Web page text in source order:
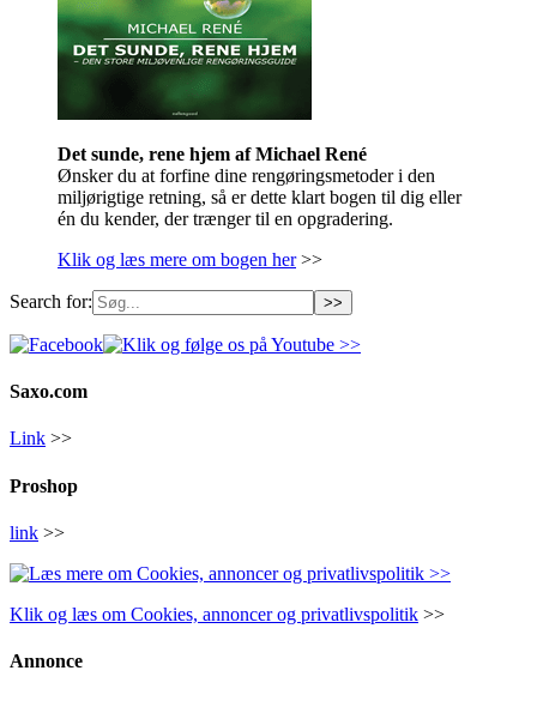
Det sunde, rene hjem af Michael René
Ønsker du at forfine dine rengøringsmetoder i den
miljørigtige retning, så er dette klart bogen til dig eller
én du kender, der trænger til en opgradering.
Klik og læs mere om bogen her>>
Search for:
Saxo.com
Link >>
Proshop
link >>
Klik og læs om Cookies, annoncer og privatlivspolitik >>
Annonce